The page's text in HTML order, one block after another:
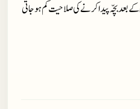
بعد بچّہ پیدا کرنے کی صلاحیت کم ہو جاتی